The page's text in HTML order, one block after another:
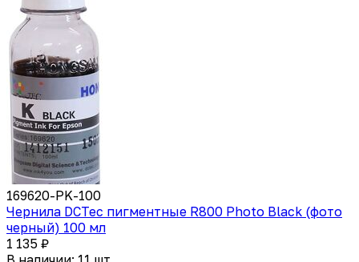
169620-PK-100
Чернила DCTec пигментные R800 Photo Black (фото
черный) 100 мл
1 135 ₽